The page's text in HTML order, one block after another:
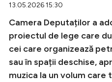
13.05.2026 15:30
Camera Deputaților a
proiectul de lege care
cei care organizează
sau în spații deschise,
muzica la un volum care